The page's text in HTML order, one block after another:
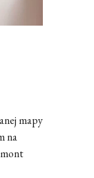
mapy
na